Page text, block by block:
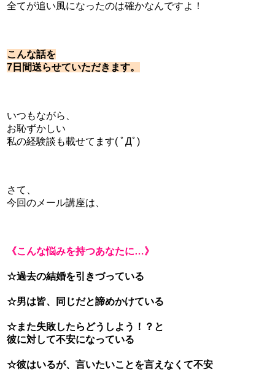
全てが追い風になったのは確かなんですよ！
こんな話を
7日間送らせていただきます。
いつもながら、
お恥ずかしい
私の経験談も載せてます( ﾟДﾟ)
さて、
今回のメール講座は、
《こんな悩みを持つあなたに…》
☆過去の結婚を引きづっている
☆男は皆、同じだと諦めかけている
☆また失敗したらどうしよう！？と
彼に対して不安になっている
☆彼はいるが、言いたいことを言えなくて不安